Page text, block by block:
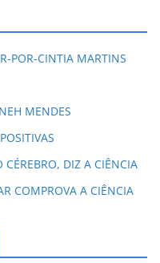
POR-CINTIA MARTINS
MENDES
CÉREBRO, DIZ A CIÊNCIA
COMPROVA A CIÊNCIA